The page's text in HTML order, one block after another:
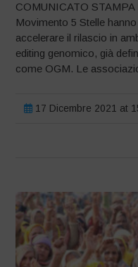
COMUNICATO STAMPA
Movimento 5 Stelle
accelerare il rilascio in
editing genomico, già
come OGM. Le
17 Dicembre 2021 at